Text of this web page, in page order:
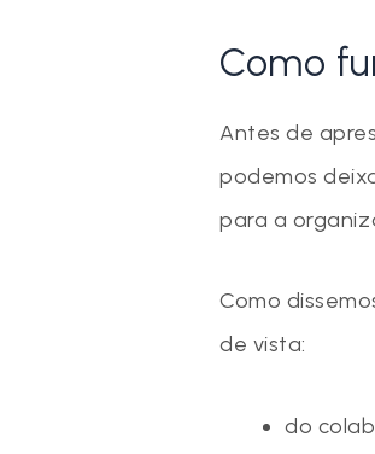
Como
Antes de
podemos
para a
Como
de vista:
do